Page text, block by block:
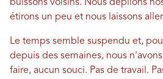
buissons voisins. Nous déplions
étirons un peu et nous laissons
Le temps semble suspendu et,
depuis des semaines, nous
faire, aucun souci. Pas de travail.